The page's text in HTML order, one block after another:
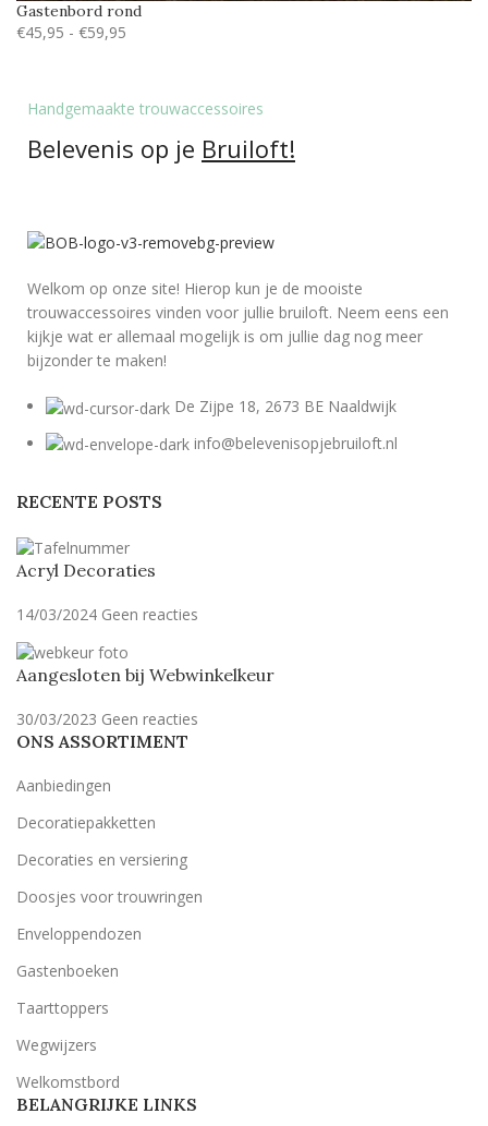
Gastenbord rond
€45,95 - €59,95
Handgemaakte trouwaccessoires
Belevenis op je Bruiloft!
Welkom op onze site! Hierop kun je de mooiste
trouwaccessoires vinden voor jullie bruiloft. Neem eens een
kijkje wat er allemaal mogelijk is om jullie dag nog meer
bijzonder te maken!
De Zijpe 18, 2673 BE Naaldwijk
info@belevenisopjebruiloft.nl
RECENTE POSTS
Acryl Decoraties
14/03/2024 Geen reacties
Aangesloten bij Webwinkelkeur
30/03/2023 Geen reacties
ONS ASSORTIMENT
Aanbiedingen
Decoratiepakketten
Decoraties en versiering
Doosjes voor trouwringen
Enveloppendozen
Gastenboeken
Taarttoppers
Wegwijzers
Welkomstbord
BELANGRIJKE LINKS